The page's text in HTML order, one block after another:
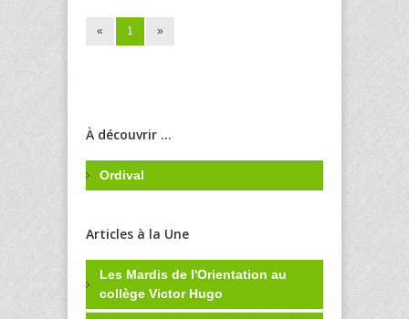
« 1 »
À découvrir ...
Ordival
Articles à la Une
Les Mardis de l'Orientation au
collège Victor Hugo